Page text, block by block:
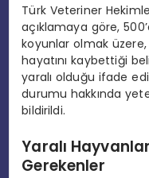
Türk Veteriner
açıklamaya göre,
koyunlar olmak
hayatını kaybettiği
yaralı olduğu ifade
durumu hakkında
bildirildi.
Yaralı
Gerekenler